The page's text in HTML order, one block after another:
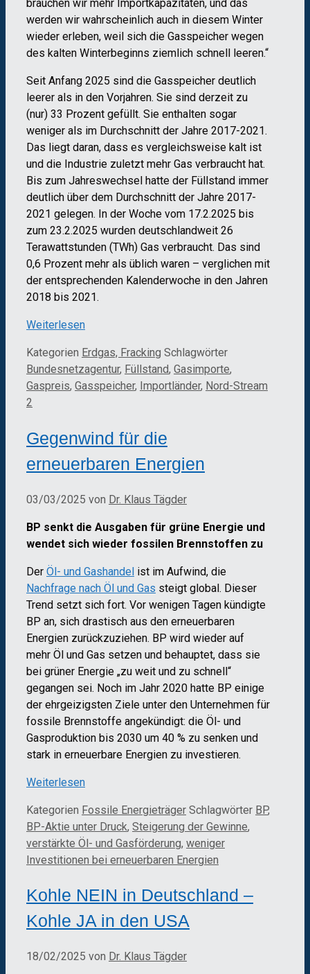
brauchen wir mehr Importkapazitäten, und das
werden wir wahrscheinlich auch in diesem Winter
wieder erleben, weil sich die Gasspeicher wegen
des kalten Winterbeginns ziemlich schnell leeren.“
Seit Anfang 2025 sind die Gasspeicher deutlich
leerer als in den Vorjahren. Sie sind derzeit zu
(nur) 33 Prozent gefüllt. Sie enthalten sogar
weniger als im Durchschnitt der Jahre 2017-2021.
Das liegt daran, dass es vergleichsweise kalt ist
und die Industrie zuletzt mehr Gas verbraucht hat.
Bis zum Jahreswechsel hatte der Füllstand immer
deutlich über dem Durchschnitt der Jahre 2017-
2021 gelegen. In der Woche vom 17.2.2025 bis
zum 23.2.2025 wurden deutschlandweit 26
Terawattstunden (TWh) Gas verbraucht. Das sind
0,6 Prozent mehr als üblich waren – verglichen mit
der entsprechenden Kalenderwoche in den Jahren
2018 bis 2021.
Weiterlesen
Kategorien Erdgas, Fracking Schlagwörter
Bundesnetzagentur, Füllstand, Gasimporte,
Gaspreis, Gasspeicher, Importländer, Nord-Stream
2
Gegenwind für die
erneuerbaren Energien
03/03/2025 von Dr. Klaus Tägder
BP senkt die Ausgaben für grüne Energie und
wendet sich wieder fossilen Brennstoffen zu
Der Öl- und Gashandel ist im Aufwind, die
Nachfrage nach Öl und Gas steigt global. Dieser
Trend setzt sich fort. Vor wenigen Tagen kündigte
BP an, sich drastisch aus den erneuerbaren
Energien zurückzuziehen. BP wird wieder auf
mehr Öl und Gas setzen und behauptet, dass sie
bei grüner Energie „zu weit und zu schnell“
gegangen sei. Noch im Jahr 2020 hatte BP einige
der ehrgeizigsten Ziele unter den Unternehmen für
fossile Brennstoffe angekündigt: die Öl- und
Gasproduktion bis 2030 um 40 % zu senken und
stark in erneuerbare Energien zu investieren.
Weiterlesen
Kategorien Fossile Energieträger Schlagwörter BP,
BP-Aktie unter Druck, Steigerung der Gewinne,
verstärkte Öl- und Gasförderung, weniger
Investitionen bei erneuerbaren Energien
Kohle NEIN in Deutschland –
Kohle JA in den USA
18/02/2025 von Dr. Klaus Tägder